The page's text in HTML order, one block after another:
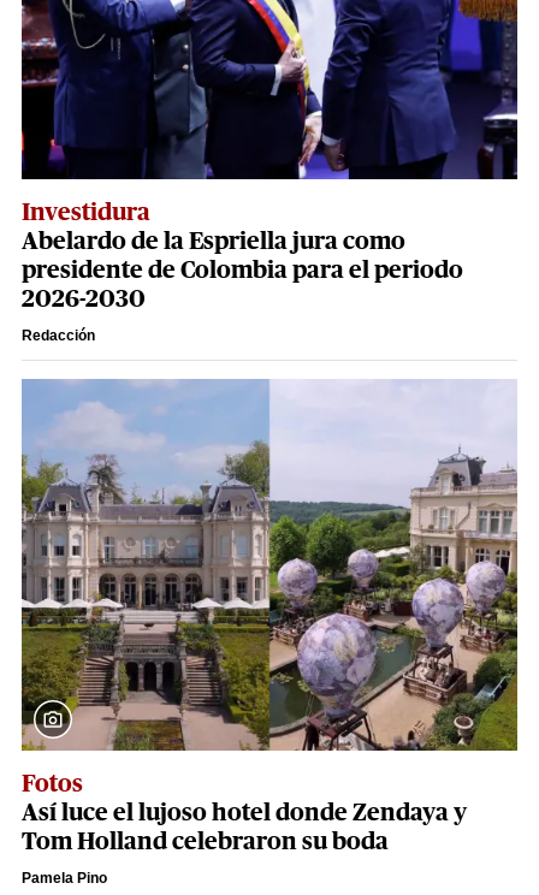
Investidura
Abelardo de la Espriella jura como
presidente de Colombia para el periodo
2026-2030
Redacción
Fotos
Así luce el lujoso hotel donde Zendaya y
Tom Holland celebraron su boda
Pamela Pino